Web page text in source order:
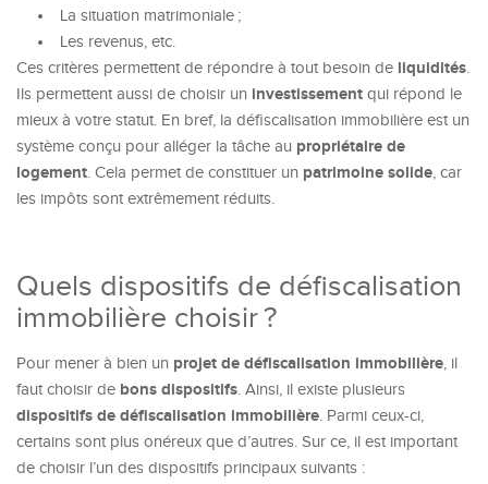
La situation matrimoniale ;
Les revenus, etc.
Ces critères permettent de répondre à tout besoin de liquidités.
Ils permettent aussi de choisir un investissement qui répond le
mieux à votre statut. En bref, la défiscalisation immobilière est un
système conçu pour alléger la tâche au propriétaire de
logement. Cela permet de constituer un patrimoine solide, car
les impôts sont extrêmement réduits.
Quels dispositifs de défiscalisation
immobilière choisir ?
Pour mener à bien un projet de défiscalisation immobilière, il
faut choisir de bons dispositifs. Ainsi, il existe plusieurs
dispositifs de défiscalisation immobilière. Parmi ceux-ci,
certains sont plus onéreux que d’autres. Sur ce, il est important
de choisir l’un des dispositifs principaux suivants :